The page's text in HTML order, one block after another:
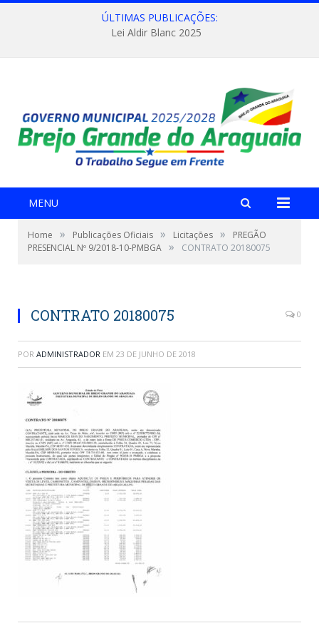
ÚLTIMAS PUBLICAÇÕES:
Lei Aldir Blanc 2025
MENU
Home » Publicações Oficiais » Licitações »
PREGÃO
PRESENCIAL Nº 9/2018-10-PMBGA » CONTRATO 20180075
CONTRATO 20180075 0
POR ADMINISTRADOR EM 23 DE JUNHO DE 2018